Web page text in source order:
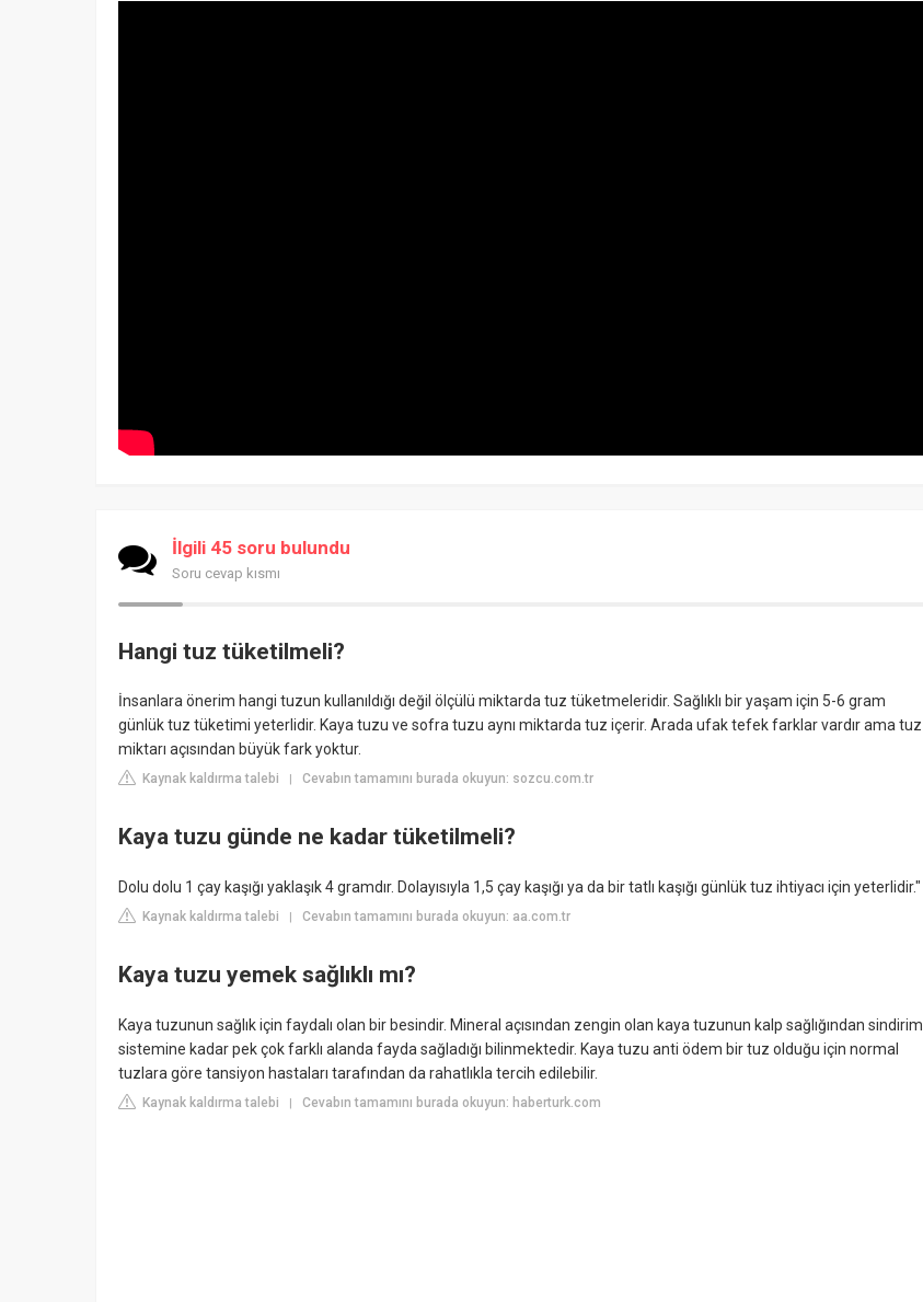
İlgili 45 soru bulundu
Soru cevap kısmı
Hangi tuz tüketilmeli?
İnsanlara önerim hangi tuzun kullanıldığı değil ölçülü miktarda tuz tüketmeleridir. Sağlıklı bir yaşam için 5-6 gram
günlük tuz tüketimi yeterlidir. Kaya tuzu ve sofra tuzu aynı miktarda tuz içerir. Arada ufak tefek farklar vardır ama tuz
miktarı açısından büyük fark yoktur.
Kaynak kaldırma talebi | Cevabın tamamını burada okuyun: sozcu.com.tr
Kaya tuzu günde ne kadar tüketilmeli?
Dolu dolu 1 çay kaşığı yaklaşık 4 gramdır. Dolayısıyla 1,5 çay kaşığı ya da bir tatlı kaşığı günlük tuz ihtiyacı için yeterlidir."
Kaynak kaldırma talebi | Cevabın tamamını burada okuyun: aa.com.tr
Kaya tuzu yemek sağlıklı mı?
Kaya tuzunun sağlık için faydalı olan bir besindir. Mineral açısından zengin olan kaya tuzunun kalp sağlığından sindirim
sistemine kadar pek çok farklı alanda fayda sağladığı bilinmektedir. Kaya tuzu anti ödem bir tuz olduğu için normal
tuzlara göre tansiyon hastaları tarafından da rahatlıkla tercih edilebilir.
Kaynak kaldırma talebi | Cevabın tamamını burada okuyun: haberturk.com